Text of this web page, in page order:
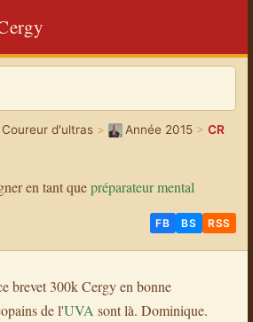
d'ultras> Année 2015 >CR
en tant quepréparateur mental
FB BS RSS
brevet 300k Cergy en bonne
de l'UVA sont là. Dominique.